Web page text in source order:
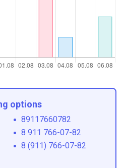
options
89117660782
8 911 766-07-82
8 (911) 766-07-82